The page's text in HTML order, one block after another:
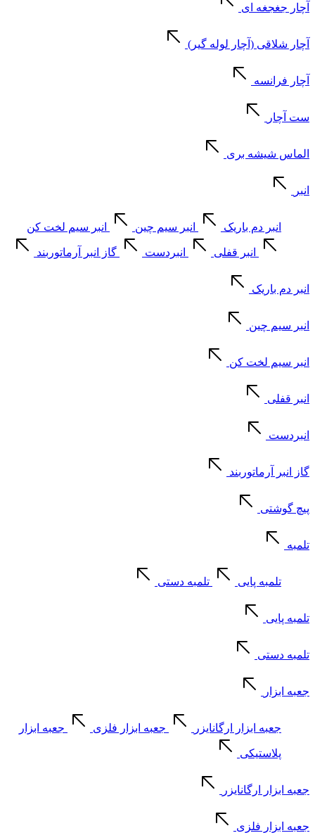
آچار جغجغه ای
آچار شلاقی (آچار لوله گیر)
آچار فرانسه
ست آچار
الماس شیشه بری
انبر
انبر دم باریک انبر سیم چین انبر سیم لخت کن
انبر قفلی انبردست گاز انبر آرماتوربند
انبر دم باریک
انبر سیم چین
انبر سیم لخت کن
انبر قفلی
انبردست
گاز انبر آرماتوربند
پیچ گوشتی
تلمبه
تلمبه پایی تلمبه دستی
تلمبه پایی
تلمبه دستی
جعبه ابزار
جعبه ابزار ارگانایزر جعبه ابزار فلزی جعبه ابزار
پلاستیکی
جعبه ابزار ارگانایزر
جعبه ابزار فلزی